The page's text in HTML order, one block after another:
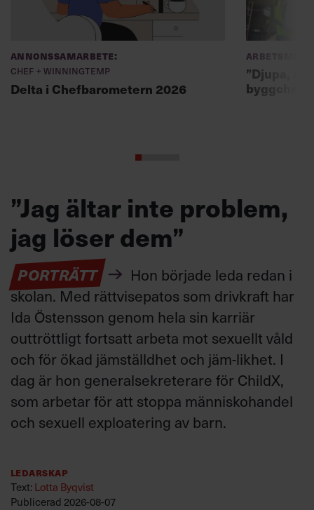
Annonssamarbete:
Chef + Winningtemp
Delta i Chefbarometern 2026
Arbetsmiljö
”Djupa,
”Jag ältar inte problem,
jag löser dem”
PORTRÄTT
Hon började leda redan i
skolan. Med rättvisepatos som drivkraft har
Ida Östensson genom hela sin karriär
outtröttligt fortsatt arbeta mot sexuellt våld
och för ökad jämställdhet och jäm-likhet. I
dag är hon generalsekreterare för ChildX,
som arbetar för att stoppa människohandel
och sexuell exploatering av barn.
Ledarskap
Text: Lotta Byqvist
Publicerad 2026-08-07